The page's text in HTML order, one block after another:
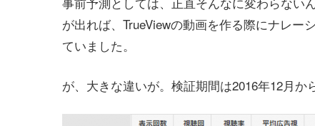
が出れば、TrueViewの動画を作る際にナレー
ていました。
が、大きな違いが。検証期間は2016年12月か